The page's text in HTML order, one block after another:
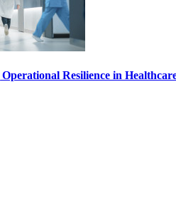
Resilience in